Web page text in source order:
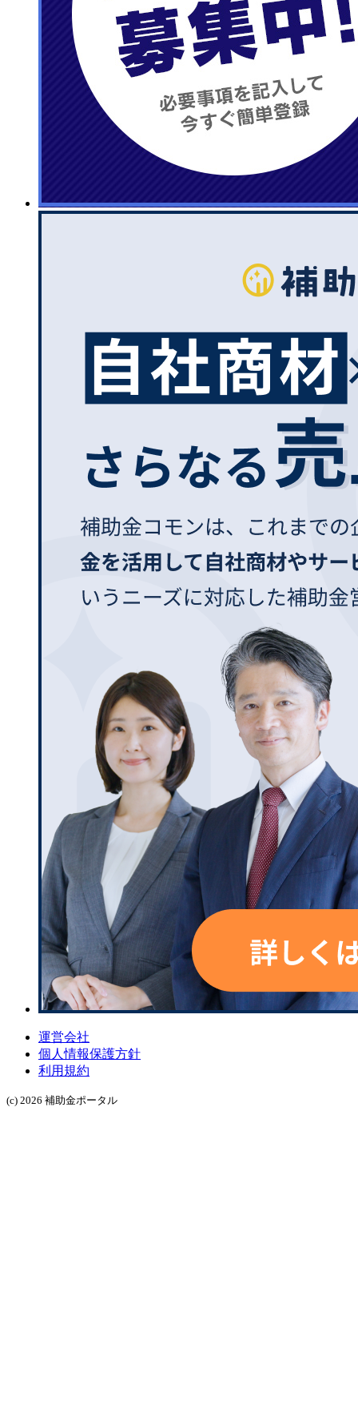
運営会社
個人情報保護方針
利用規約
(c) 2026 補助金ポータル